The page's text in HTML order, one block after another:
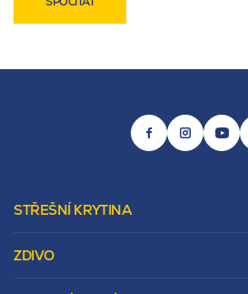
STŘEŠNÍ KRYTINA
ZDIVO